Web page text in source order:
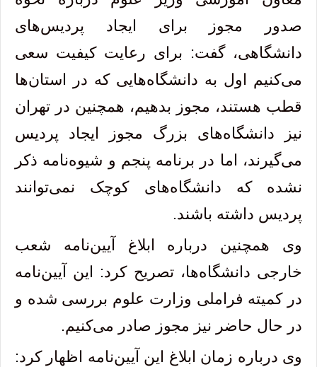
صدور مجوز برای ایجاد پردیس‌های
دانشگاهی، گفت: برای رعایت کیفیت سعی
می‌کنیم اول به دانشگاه‌هایی که در استان‌ها
قطب هستند، مجوز بدهیم، همچنین در تهران
نیز دانشگاه‌های بزرگ مجوز ایجاد پردیس
می‌گیرند، اما در برنامه پنجم و شیوه‌نامه ذکر
نشده که دانشگاه‌های کوچک نمی‌توانند
پردیس داشته باشند.
وی همچنین درباره ابلاغ آیین‌نامه شعب
خارجی دانشگاه‌ها، تصریح کرد: این آیین‌نامه
در کمیته فراملی وزارت علوم بررسی شده و
در حال حاضر نیز مجوز صادر می‌کنیم.
وی درباره زمان ابلاغ این آیین‌نامه اظهار کرد: